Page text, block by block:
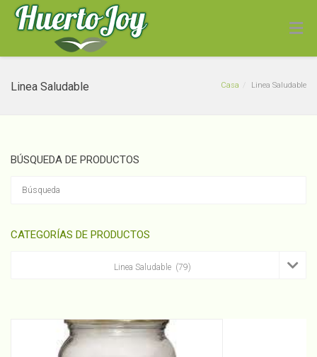
Linea Saludable Casa Linea Saludable
BÚSQUEDA DE PRODUCTOS
CATEGORÍAS DE PRODUCTOS
×
Linea Saludable (79) 
900g
+ ADD